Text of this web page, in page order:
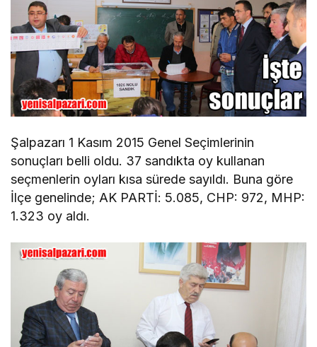
Şalpazarı 1 Kasım 2015 Genel Seçimlerinin
sonuçları belli oldu. 37 sandıkta oy kullanan
seçmenlerin oyları kısa sürede sayıldı. Buna göre
İlçe genelinde; AK PARTİ: 5.085, CHP: 972, MHP:
1.323 oy aldı.